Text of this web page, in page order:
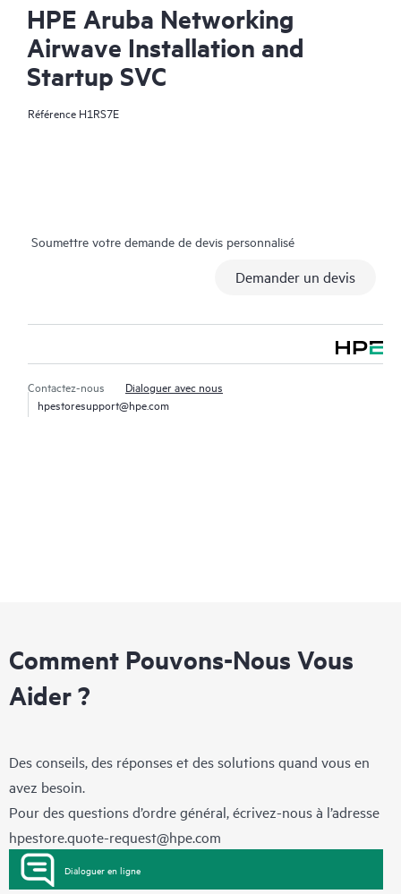
HPE Aruba Networking
Airwave Installation and
Startup SVC
Référence H1RS7E
Soumettre votre demande de devis personnalisé
Demander un devis
Contactez-nous
Dialoguer avec nous
hpestoresupport@hpe.com
Comment Pouvons-Nous Vous
Aider ?
Des conseils, des réponses et des solutions quand vous en
avez besoin.
Pour des questions d’ordre général, écrivez-nous à l’adresse
hpestore.quote-request@hpe.com
Dialoguer en ligne